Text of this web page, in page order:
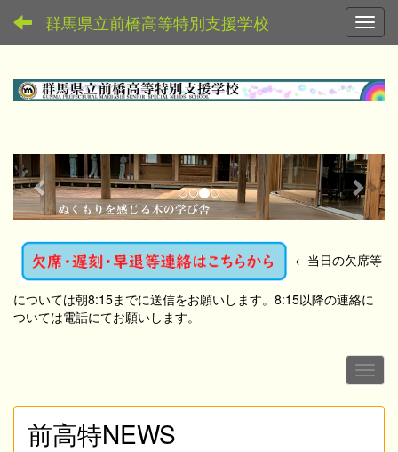
群馬県立前橋高等特別支援学校
p
r
e
v
i
o
u
n
e
x
←当日の欠席等
については朝8:15までに送信をお願いします。8:15以降の連絡に
ついては電話にてお願いします。
前高特NEWS